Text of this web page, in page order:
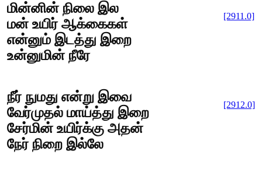
மின்னின் நிலை இல
மன் உயிர் ஆக்கைகள்
என்னும் இடத்து இறை
உன்னுமின் நீரே
[2911.0]
நீர் நுமது என்று இவை
வேர்முதல் மாய்த்து இறை
சேர்மின் உயிர்க்கு அதன்
நேர் நிறை இல்லே
[2912.0]